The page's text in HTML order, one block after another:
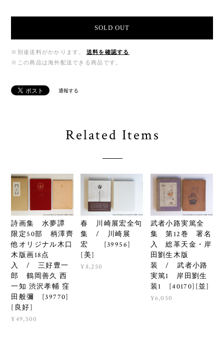
SOLD OUT
※別途送料がかかります。
送料を確認する
※この商品は海外配送できる商品です。
通報する
Related Items
詩画集 水夢譚
限定50部 柄澤齊
他オリジナル木口
木版画18点
入 / 三好豊一
郎 鶴岡善久 西
一知 渋沢孝輔 窪
田般彌 [39770]
[良好]
¥49,500
春 川崎展宏全句
集 / 川崎展
宏 [39956]
[美]
¥8,250
武者小路実篤全
集 第12巻 署名
入 総革天金・岸
田劉生木版
装 / 武者小路
実篤1 岸田劉生
装1 [40170][並]
¥6,050